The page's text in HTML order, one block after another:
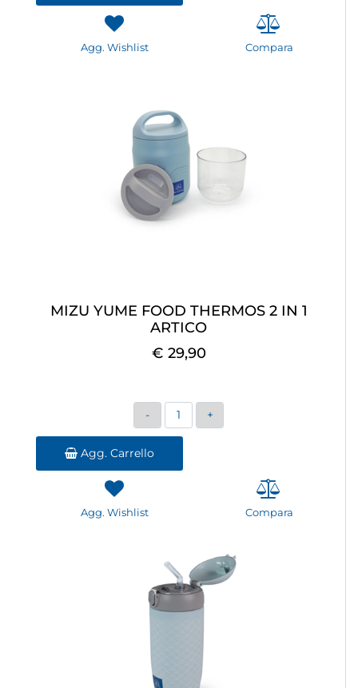
Agg. Wishlist Compara
MIZU YUME FOOD THERMOS 2 IN 1
ARTICO
€ 29,90
Quantità
Agg. Carrello
Agg. Wishlist Compara